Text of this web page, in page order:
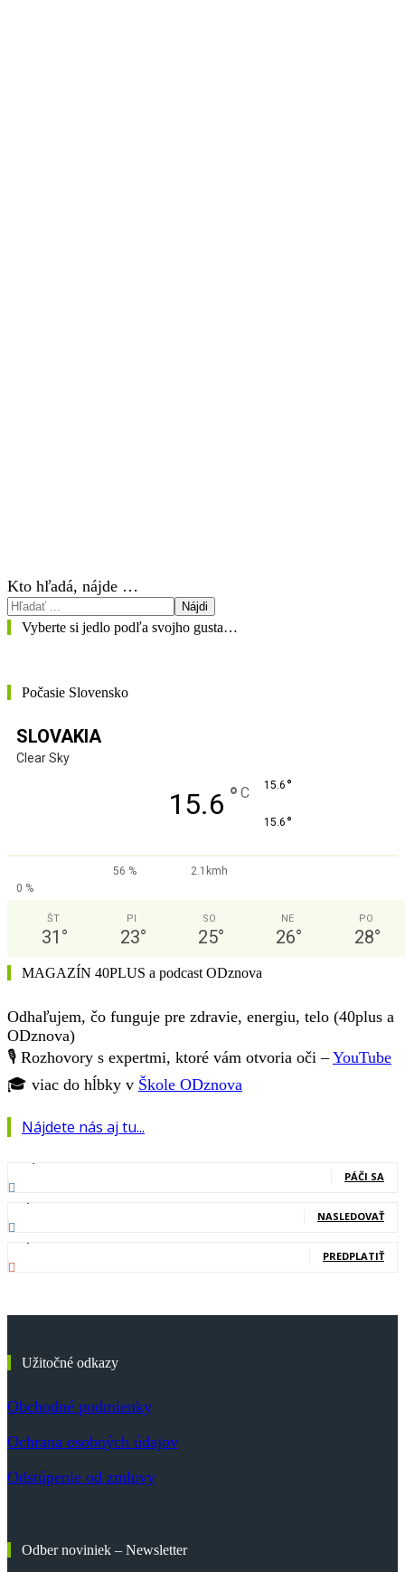
Kto hľadá, nájde …
Nájdi
Vyberte si jedlo podľa svojho gusta…
Počasie Slovensko
SLOVAKIA
Clear Sky
15.6 ° C 15.6 °
15.6 °
56 %
2.1kmh
0 %
ŠT
31 °
PI
23°
SO
25°
NE
26°
PO
28°
MAGAZÍN 40PLUS a podcast ODznova
Odhaľujem, čo funguje pre zdravie, energiu, telo (40plus a
ODznova)
🎙️ Rozhovory s expertmi, ktoré vám otvoria oči –YouTube
🎓 viac do hĺbky v Škole ODznova
Nájdete nás aj tu...
PÁČI SA
NASLEDOVAŤ
PREDPLATIŤ
Užitočné odkazy
Obchodné podmienky
Ochrana osobných údajov
Odstúpenie od zmluvy
Odber noviniek – Newsletter